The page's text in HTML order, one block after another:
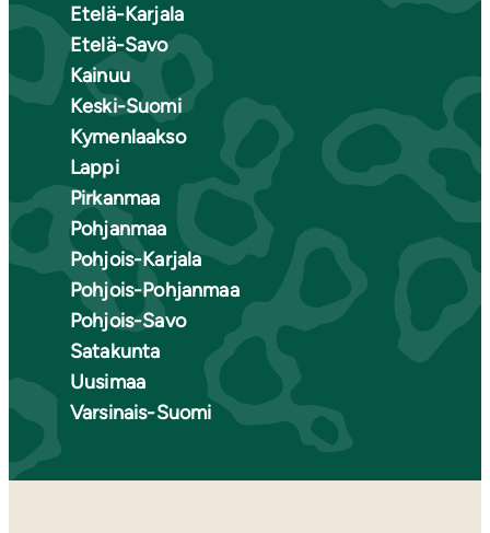
Etelä-Karjala
Etelä-Savo
Kainuu
Keski-Suomi
Kymenlaakso
Lappi
Pirkanmaa
Pohjanmaa
Pohjois-Karjala
Pohjois-Pohjanmaa
Pohjois-Savo
Satakunta
Uusimaa
Varsinais-Suomi